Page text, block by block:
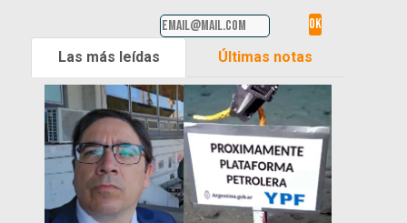
Las más leídas Últimas notas